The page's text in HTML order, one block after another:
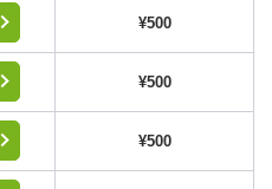
¥500
¥500
¥500